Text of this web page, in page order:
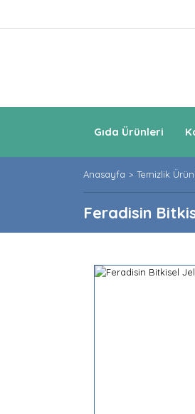
Gıda Ürünleri
Anasayfa Temizlik
Feradisin